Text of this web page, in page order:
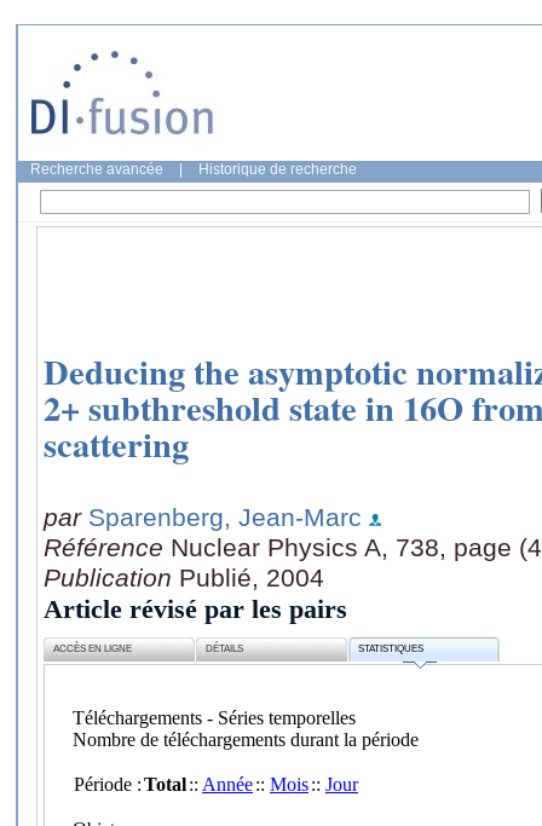
Recherche avancée Historique de recherche
Deducing the asymptotic
2+ subthreshold state in 16O
scattering
par Sparenberg, Jean-Marc
Référence Nuclear Physics A, 738, page
Publication Publié, 2004
Article révisé par les pairs
ACCÈS EN LIGNE DÉTAILS STATISTIQUES